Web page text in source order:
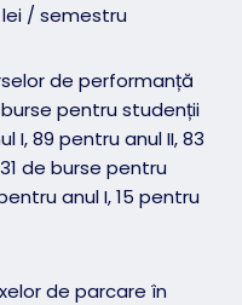
lei / semestru
de performanță
burse pentru studenții
I, 89 pentru anul II, 83
de burse pentru
anul I, 15 pentru
de parcare în